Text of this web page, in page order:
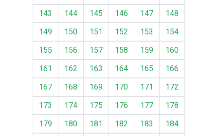
143
144 145 146 147
148
149
150 151 152 153
154
155
156 157 158 159
160
161
162 163 164 165
166
167
168 169 170 171
172
173
174 175 176 177
178
179
180 181 182 183
184